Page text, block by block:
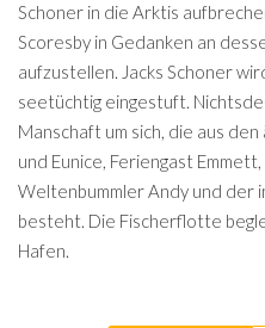
Schoner in die Arktis
Scoresby in Gedanken an
aufzustellen. Jacks Schoner
seetüchtig eingestuft.
Manschaft um sich, die aus
und Eunice, Feriengast
Weltenbummler Andy und der
besteht. Die Fischerflotte
Hafen.